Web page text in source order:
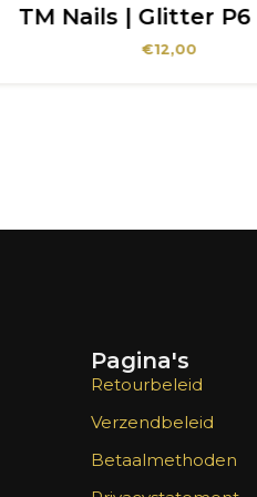
P6 100gr
Pagina's
Retourbeleid
Verzendbeleid
Betaalmethoden